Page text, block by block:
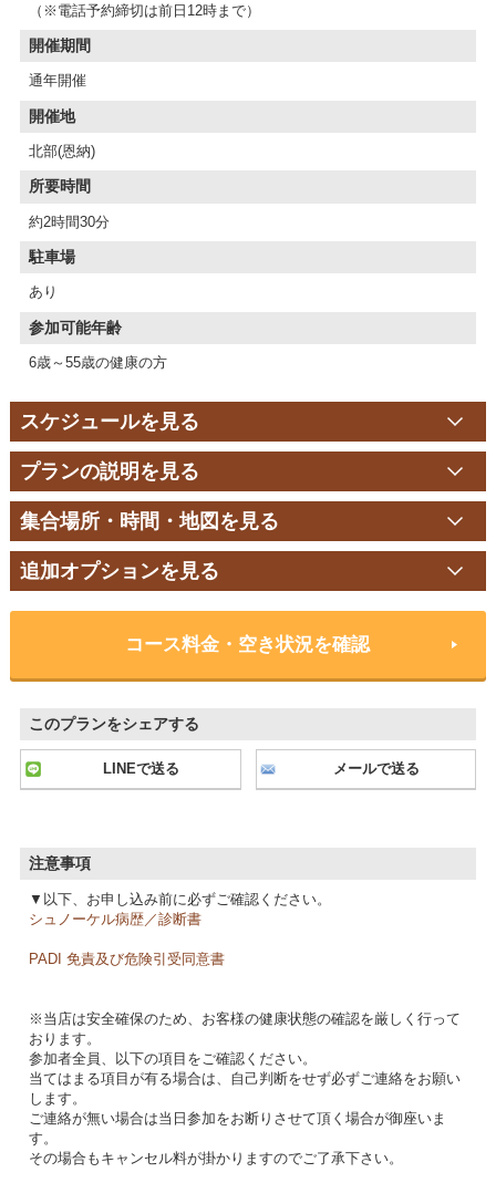
（※電話予約締切は前日12時まで）
開催期間
通年開催
開催地
北部(恩納)
所要時間
約2時間30分
駐車場
あり
参加可能年齢
6歳～55歳の健康の方
スケジュールを見る
プランの説明を見る
集合場所・時間・地図を見る
追加オプションを見る
コース料金・空き状況を確認
このプランをシェアする
LINEで送る メールで送る
注意事項
▼以下、お申し込み前に必ずご確認ください。
シュノーケル病歴／診断書
PADI 免責及び危険引受同意書
※当店は安全確保のため、お客様の健康状態の確認を厳しく行って
おります。
参加者全員、以下の項目をご確認ください。
当てはまる項目が有る場合は、自己判断をせず必ずご連絡をお願い
します。
ご連絡が無い場合は当日参加をお断りさせて頂く場合が御座いま
す。
その場合もキャンセル料が掛かりますのでご了承下さい。